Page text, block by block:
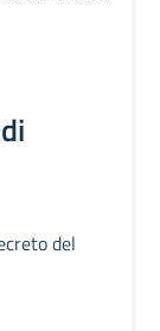
del